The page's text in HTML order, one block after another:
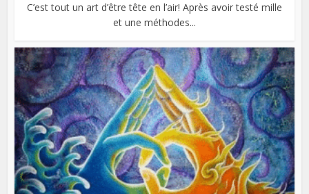
C’est tout un art d’être tête en l’air! Après avoir testé mille
et une méthodes...